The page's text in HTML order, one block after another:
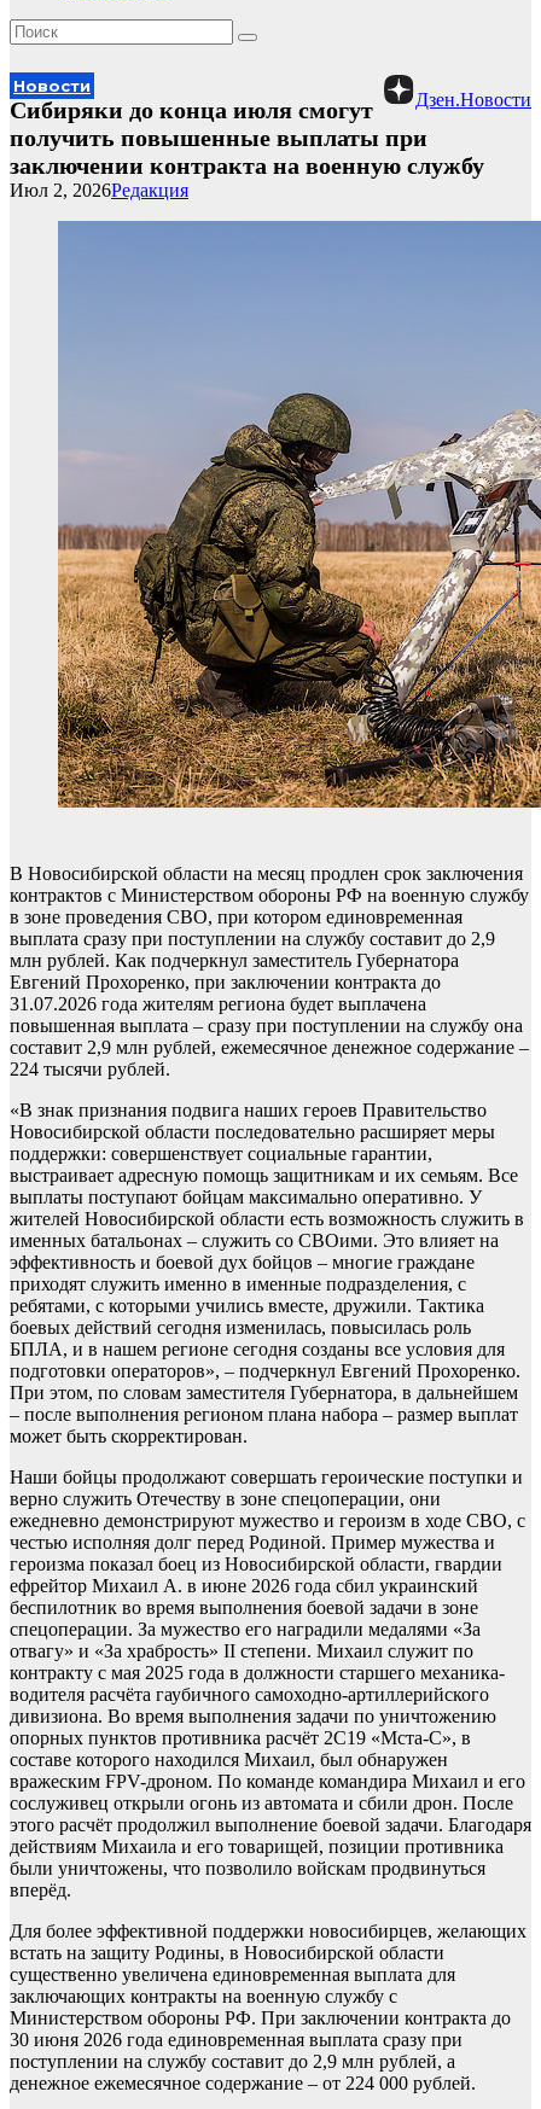
Дзен.Новости
Новости
Сибиряки до конца июля смогут
получить повышенные выплаты при
заключении контракта на военную службу
Редакция
Июл 2, 2026
В Новосибирской области на месяц продлен срок заключения
контрактов с Министерством обороны РФ на военную службу
в зоне проведения СВО, при котором единовременная
выплата сразу при поступлении на службу составит до 2,9
млн рублей. Как подчеркнул заместитель Губернатора
Евгений Прохоренко, при заключении контракта до
31.07.2026 года жителям региона будет выплачена
повышенная выплата – сразу при поступлении на службу она
составит 2,9 млн рублей, ежемесячное денежное содержание –
224 тысячи рублей.
«В знак признания подвига наших героев Правительство
Новосибирской области последовательно расширяет меры
поддержки: совершенствует социальные гарантии,
выстраивает адресную помощь защитникам и их семьям. Все
выплаты поступают бойцам максимально оперативно. У
жителей Новосибирской области есть возможность служить в
именных батальонах – служить со СВОими. Это влияет на
эффективность и боевой дух бойцов – многие граждане
приходят служить именно в именные подразделения, с
ребятами, с которыми учились вместе, дружили. Тактика
боевых действий сегодня изменилась, повысилась роль
БПЛА, и в нашем регионе сегодня созданы все условия для
подготовки операторов», – подчеркнул Евгений Прохоренко.
При этом, по словам заместителя Губернатора, в дальнейшем
– после выполнения регионом плана набора – размер выплат
может быть скорректирован.
Наши бойцы продолжают совершать героические поступки и
верно служить Отечеству в зоне спецоперации, они
ежедневно демонстрируют мужество и героизм в ходе СВО, с
честью исполняя долг перед Родиной. Пример мужества и
героизма показал боец из Новосибирской области, гвардии
ефрейтор Михаил А. в июне 2026 года сбил украинский
беспилотник во время выполнения боевой задачи в зоне
спецоперации. За мужество его наградили медалями «За
отвагу» и «За храбрость» II степени. Михаил служит по
контракту с мая 2025 года в должности старшего механика-
водителя расчёта гаубичного самоходно-артиллерийского
дивизиона. Во время выполнения задачи по уничтожению
опорных пунктов противника расчёт 2С19 «Мста-С», в
составе которого находился Михаил, был обнаружен
вражеским FPV-дроном. По команде командира Михаил и его
сослуживец открыли огонь из автомата и сбили дрон. После
этого расчёт продолжил выполнение боевой задачи. Благодаря
действиям Михаила и его товарищей, позиции противника
были уничтожены, что позволило войскам продвинуться
вперёд.
Для более эффективной поддержки новосибирцев, желающих
встать на защиту Родины, в Новосибирской области
существенно увеличена единовременная выплата для
заключающих контракты на военную службу с
Министерством обороны РФ. При заключении контракта до
30 июня 2026 года единовременная выплата сразу при
поступлении на службу составит до 2,9 млн рублей, а
денежное ежемесячное содержание – от 224 000 рублей.